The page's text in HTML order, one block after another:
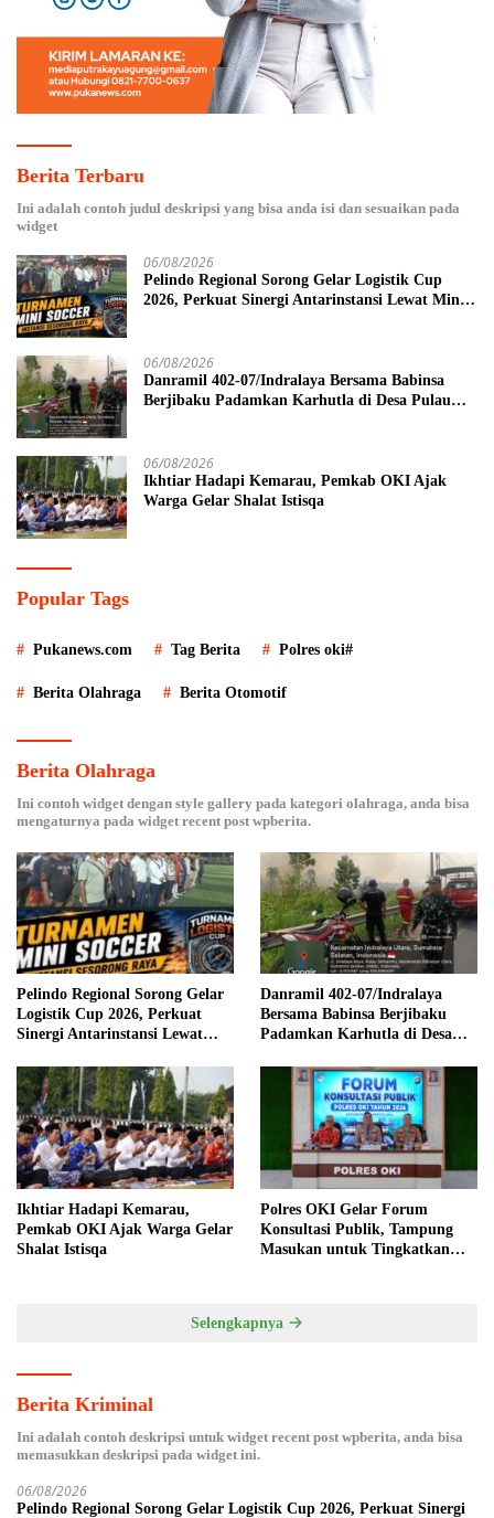
Berita Terbaru
Ini adalah contoh judul deskripsi yang bisa anda isi dan sesuaikan pada
widget
06/08/2026
Pelindo Regional Sorong Gelar Logistik Cup
2026, Perkuat Sinergi Antarinstansi Lewat Mini
06/08/2026
Danramil 402-07/Indralaya Bersama Babinsa
Berjibaku Padamkan Karhutla di Desa Pulau
06/08/2026
Ikhtiar Hadapi Kemarau, Pemkab OKI Ajak
Warga Gelar Shalat Istisqa
Popular Tags
Pukanews.com Tag Berita Polres oki#
Berita Olahraga Berita Otomotif
Berita Olahraga
Ini contoh widget dengan style gallery pada kategori olahraga, anda bisa
mengaturnya pada widget recent post wpberita.
Pelindo Regional Sorong Gelar
Logistik Cup 2026, Perkuat
Sinergi Antarinstansi Lewat
Danramil 402-07/Indralaya
Bersama Babinsa Berjibaku
Padamkan Karhutla di Desa
Ikhtiar Hadapi Kemarau,
Pemkab OKI Ajak Warga Gelar
Shalat Istisqa
Polres OKI Gelar Forum
Konsultasi Publik, Tampung
Masukan untuk Tingkatkan
Selengkapnya
Berita Kriminal
Ini adalah contoh deskripsi untuk widget recent post wpberita, anda bisa
memasukkan deskripsi pada widget ini.
06/08/2026
Pelindo Regional Sorong Gelar Logistik Cup 2026, Perkuat Sinergi